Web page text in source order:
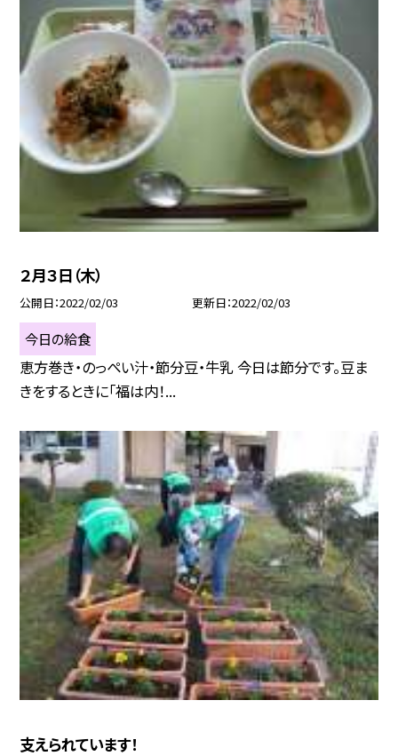
２月３日（木）
公開日 2022/02/03 更新日 2022/02/03
今日の給食
恵方巻き・のっぺい汁・節分豆・牛乳 今日は節分です。豆ま
きをするときに「福は内！...
支えられています！